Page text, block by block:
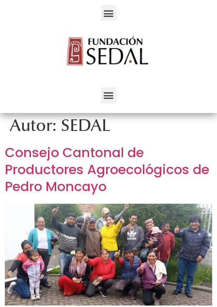
Autor: SEDAL
Consejo Cantonal de
Productores Agroecológicos de
Pedro Moncayo